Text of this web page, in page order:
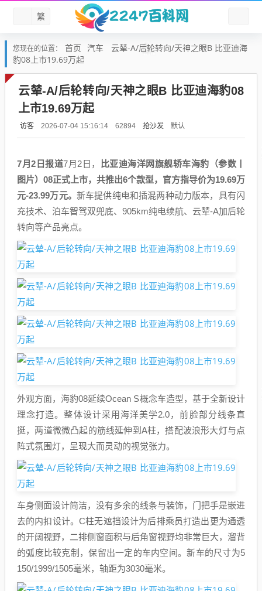
繁
您现在的位置： 首页 汽车
云辇-A/后轮转向/天神之眼B 比亚迪海
豹08上市19.69万起
云辇-A/后轮转向/天神之眼B 比亚迪海豹08
上市19.69万起
访客 2026-07-04 15:16:14 62894 抢沙发 默认
7月2日报道7月2日，
比亚迪海洋网旗舰轿车海豹（参数丨
图片）08正式上市，共推出6个款型，官方指导价为19.69万
元-23.99万元。 新车提供纯电和插混两种动力版本，具有闪
充技术、泊车智驾双兜底、905km纯电续航、云辇-A加后轮
转向等产品亮点。
外观方面，海豹08延续Ocean S概念车造型，基于全新设计
理念打造。整体设计采用海洋美学2.0，前脸部分线条直
挺，两道微微凸起的筋线延伸到A柱，搭配波浪形大灯与点
阵式氛围灯，呈现大而灵动的视觉张力。
车身侧面设计简洁，没有多余的线条与装饰，门把手是嵌进
去的内扣设计。C柱无遮挡设计为后排乘员打造出更为通透
的开阔视野，二排侧窗面积与后角窗视野均非常巨大，溜背
的弧度比较克制，保留出一定的车内空间。新车的尺寸为5
150/1999/1505毫米，轴距为3030毫米。